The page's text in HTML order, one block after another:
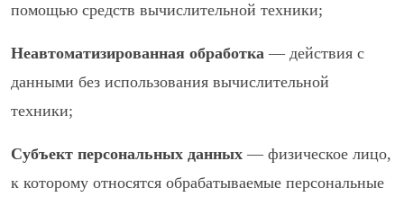
помощью средств вычислительной техники;
Неавтоматизированная обработка — действия с
данными без использования вычислительной
техники;
Субъект персональных данных — физическое лицо,
к которому относятся обрабатываемые персональные